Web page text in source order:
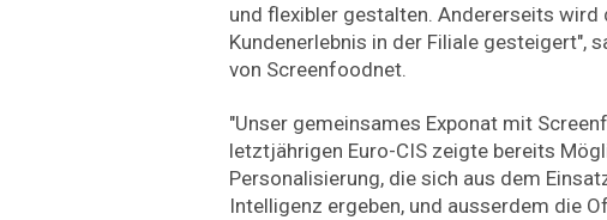
und flexibler gestalten. Andererseits wird
Kundenerlebnis in der Filiale gesteigert",
von Screenfoodnet.
"Unser gemeinsames Exponat mit
letztjährigen Euro-CIS zeigte bereits
Personalisierung, die sich aus dem
Intelligenz ergeben, und ausserdem die